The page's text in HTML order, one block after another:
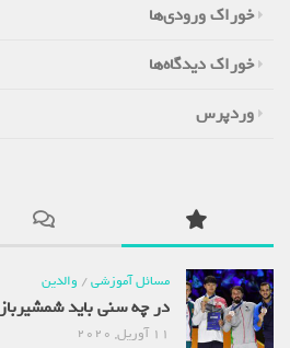
خوراک ورودی‌ها
خوراک دیدگاه‌ها
وردپرس
مسائل آموزشی/ والدین
در چه سنی باید
11 آوریل, 2020